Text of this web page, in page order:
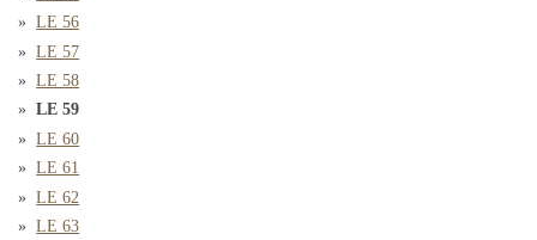
LE 56
LE 57
LE 58
LE 59
LE 60
LE 61
LE 62
LE 63